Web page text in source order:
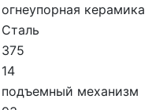
огнеупорная керамика
Сталь
375
14
подъемный механизм